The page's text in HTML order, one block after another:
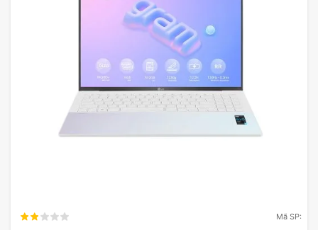
Việc truy cập thông tin và chia sẻ dữ liệu một cách
dễ dàng đã trở thành nhu cầu thiết yếu của người
dùng. Laptop Acer Swift Go AI SFG14-73-75YM
với 2 công nghệ chủ yếu trong lĩnh vực công nghệ
không thể không nhắc đến là WiFi và Bluetooth với
tốc độ cao và linh hoạt.
Ngược lại, Bluetooth lại được ưa chuộng vì tính diMã SP: